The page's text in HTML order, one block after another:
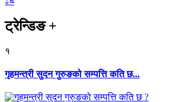
ट्रेन्डिङ+
१
गृहमन्त्री सुदन गुरुङको सम्पत्ति कति छ...